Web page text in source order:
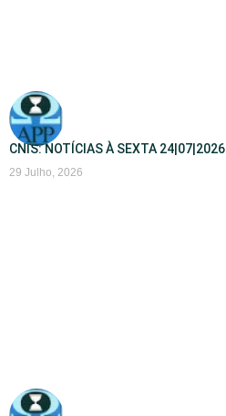
CNIS: NOTÍCIAS À SEXTA 24|07|2026
29 Julho, 2026